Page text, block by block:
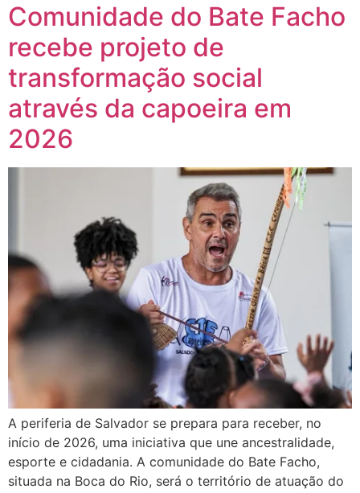
Comunidade do Bate Facho
recebe projeto de
transformação social
através da capoeira em
2026
A periferia de Salvador se prepara para receber, no
início de 2026, uma iniciativa que une ancestralidade,
esporte e cidadania. A comunidade do Bate Facho,
situada na Boca do Rio, será o território de atuação do